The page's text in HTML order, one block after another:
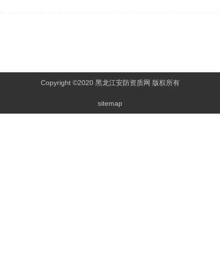
Copyright ©2020 黑龙江安防资质网 版权所有
sitemap